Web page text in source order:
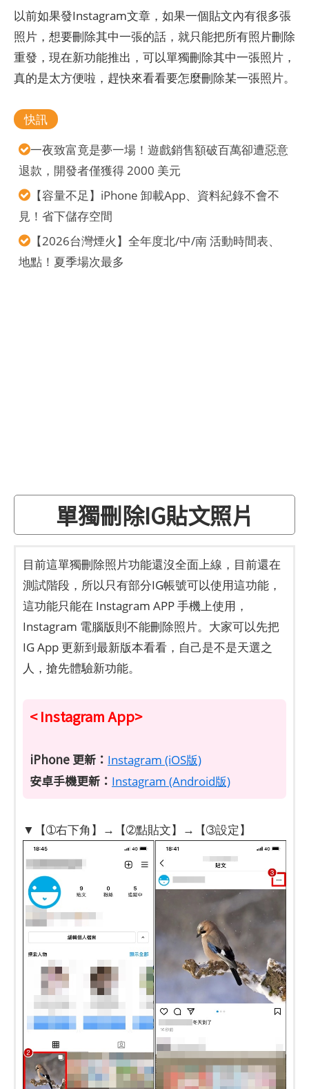
以前如果發Instagram文章，如果一個貼文內有很多張
照片，想要刪除其中一張的話，就只能把所有照片刪除
重發，現在新功能推出，可以單獨刪除其中一張照片，
真的是太方便啦，趕快來看看要怎麼刪除某一張照片。
快訊
一夜致富竟是夢一場！遊戲銷售額破百萬卻遭惡意
退款，開發者僅獲得 2000 美元
【容量不足】iPhone 卸載App、資料紀錄不會不
見！省下儲存空間
【2026台灣煙火】全年度北/中/南 活動時間表、
地點！夏季場次最多
單獨刪除IG貼文照片
目前這單獨刪除照片功能還沒全面上線，目前還在
測試階段，所以只有部分IG帳號可以使用這功能，
這功能只能在 Instagram APP 手機上使用，
Instagram 電腦版則不能刪除照片。大家可以先把
IG App 更新到最新版本看看，自己是不是天選之
人，搶先體驗新功能。
< Instagram App>
iPhone 更新： Instagram (iOS版)
安卓手機更新： Instagram (Android版)
▼【➀右下角】→【➁點貼文】→【➂設定】